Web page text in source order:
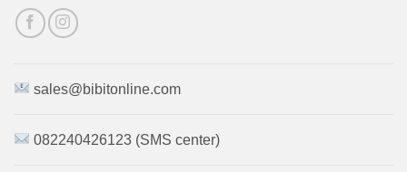
sales@bibitonline.com
082240426123 (SMS center)